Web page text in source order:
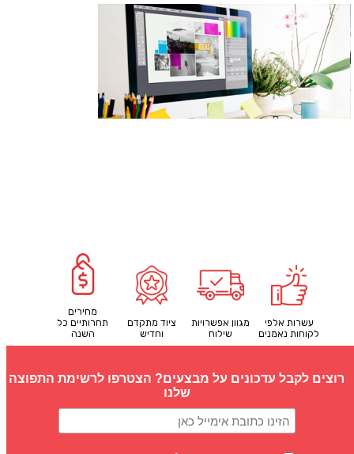
מחירים
תחרותיים כל
השנה
ציוד מתקדם
וחדיש
מגוון אפשרויות
שילוח
עשרות אלפי
לקוחות נאמנים
רוצים לקבל עדכונים על מבצעים? הצטרפו לרשימת התפוצה
שלנו